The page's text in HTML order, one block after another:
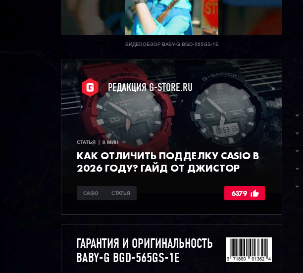
ВИДЕООБЗОР BABY-G BGD-565GS-1E
РЕДАКЦИЯ G-STORE.RU
СТАТЬЯ  |  8 МИН
КАК ОТЛИЧИТЬ ПОДДЕЛКУ CASIO В
2026 ГОДУ? ГАЙД ОТ ДЖИСТОР
CASIO СТАТЬЯ 6379
ГАРАНТИЯ И ОРИГИНАЛЬНОСТЬ
BABY-G BGD-565GS-1E